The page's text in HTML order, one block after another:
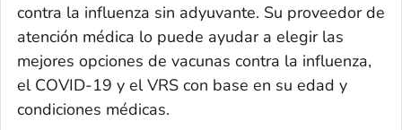
contra la influenza sin adyuvante. Su proveedor de
atención médica lo puede ayudar a elegir las
mejores opciones de vacunas contra la influenza,
el COVID-19 y el VRS con base en su edad y
condiciones médicas.